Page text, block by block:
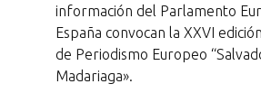
información del Parlamento
España convocan la XXVI
de Periodismo Europeo
Madariaga».